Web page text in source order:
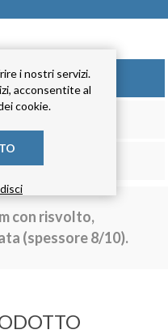
con risvolto,
(spessore 8/10).
i nostri servizi.
acconsentite al
cookie.